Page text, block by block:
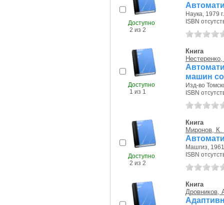
Доступно
2 из 2
Наука, 1979 г.
ISBN
Доступно
1 из 1
Книга
машин
Изд-во
ISBN
Доступно
2 из 2
Книга
Миронов,
Машгиз, 1961
ISBN
Книга
Дровников,